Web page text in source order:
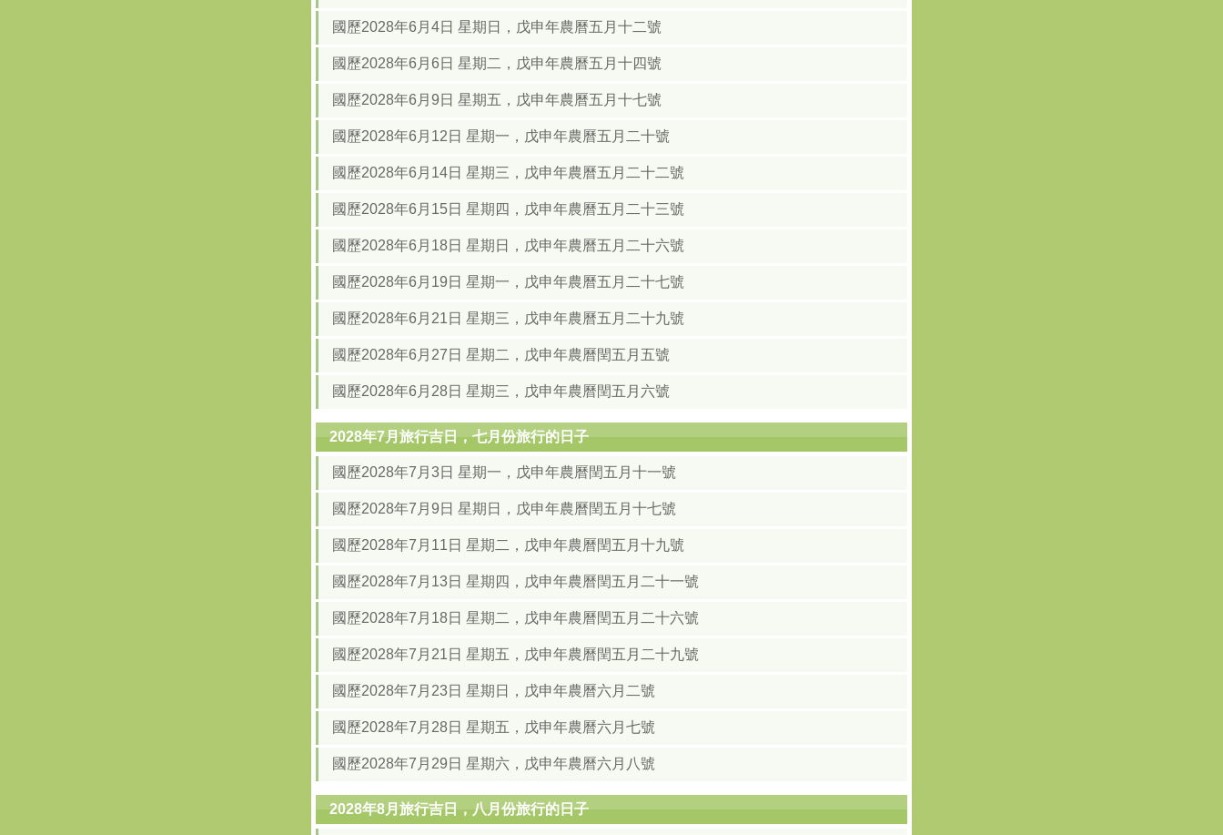
國歷2028年6月4日 星期日，戊申年農曆五月十二號
國歷2028年6月6日 星期二，戊申年農曆五月十四號
國歷2028年6月9日 星期五，戊申年農曆五月十七號
國歷2028年6月12日 星期一，戊申年農曆五月二十號
國歷2028年6月14日 星期三，戊申年農曆五月二十二號
國歷2028年6月15日 星期四，戊申年農曆五月二十三號
國歷2028年6月18日 星期日，戊申年農曆五月二十六號
國歷2028年6月19日 星期一，戊申年農曆五月二十七號
國歷2028年6月21日 星期三，戊申年農曆五月二十九號
國歷2028年6月27日 星期二，戊申年農曆閏五月五號
國歷2028年6月28日 星期三，戊申年農曆閏五月六號
2028年7月旅行吉日，七月份旅行的日子
國歷2028年7月3日 星期一，戊申年農曆閏五月十一號
國歷2028年7月9日 星期日，戊申年農曆閏五月十七號
國歷2028年7月11日 星期二，戊申年農曆閏五月十九號
國歷2028年7月13日 星期四，戊申年農曆閏五月二十一號
國歷2028年7月18日 星期二，戊申年農曆閏五月二十六號
國歷2028年7月21日 星期五，戊申年農曆閏五月二十九號
國歷2028年7月23日 星期日，戊申年農曆六月二號
國歷2028年7月28日 星期五，戊申年農曆六月七號
國歷2028年7月29日 星期六，戊申年農曆六月八號
2028年8月旅行吉日，八月份旅行的日子